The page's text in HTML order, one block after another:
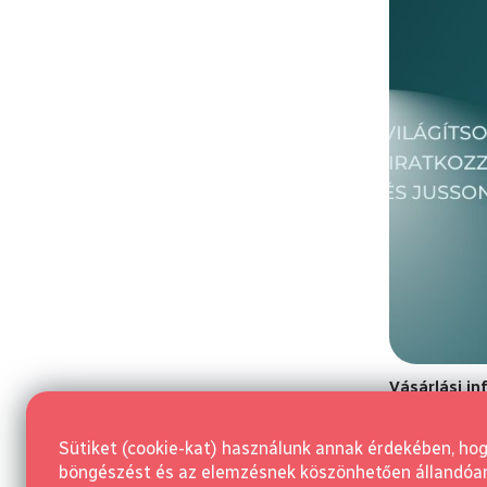
Sütiket (cookie-kat) használunk annak érdekében,
böngészést és az elemzésnek köszönhetően
Vásárlási
Szerződéstől